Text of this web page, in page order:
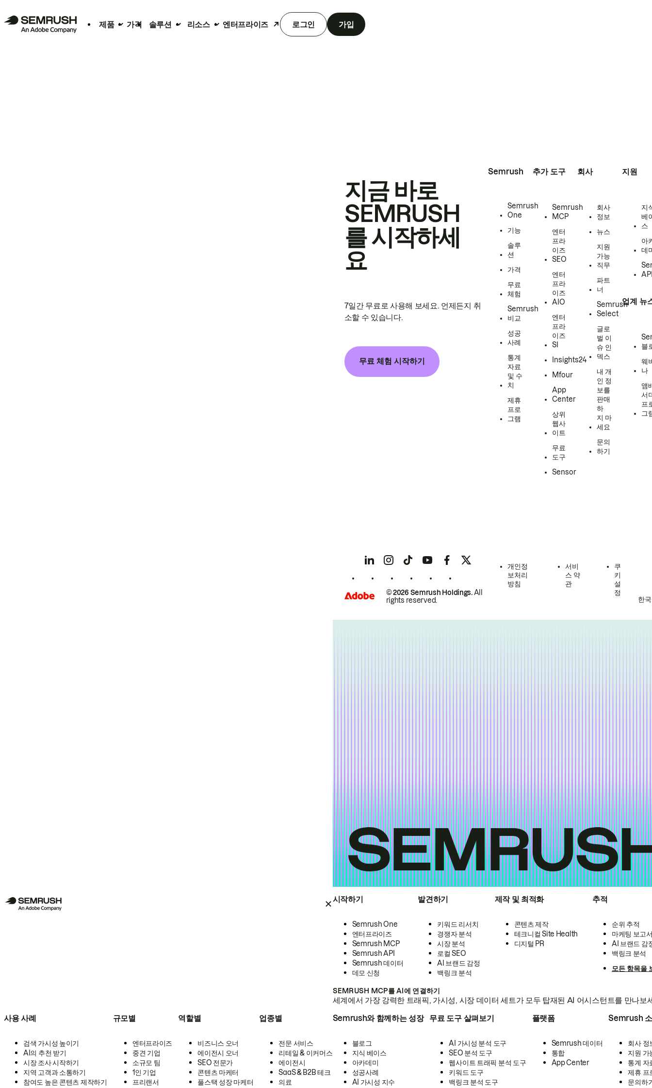
제품 가격 솔루션 리소스 엔터프라이즈 로그인 가입
시작하기
Semrush One
엔터프라이즈
Semrush MCP
Semrush API
Semrush 데이터
데모 신청
발견하기
키워드 리서치
경쟁자 분석
시장 분석
로컬 SEO
AI 브랜드 감정
백링크 분석
제작 및 최적화
콘텐츠 제작
테크니컬 Site Health
디지털 PR
추적
순위 추적
마케팅 보고
AI 브랜드 감
백링크 분석
모든 항목을
SEMRUSH MCP를 AI에 연결하기
세계에서 가장 강력한 트래픽, 가시성, 시장 데이터 세트가 모두 탑재된 AI 어시스턴트를 만나보
사용 사례
검색 가시성 높이기
AI의 추천 받기
시장 조사 시작하기
지역 고객과 소통하기
참여도 높은 콘텐츠 제작하기
규모별
엔터프라이즈
중견 기업
소규모 팀
1인 기업
프리랜서
역할별
비즈니스 오너
에이전시 오너
SEO 전문가
콘텐츠 마케터
풀스택 성장 마케터
업종별
전문 서비스
리테일 & 이커머스
에이전시
SaaS & B2B 테크
의료
Semrush와 함께하는 성장
블로그
지식 베이스
아카데미
성공사례
AI 가시성 지수
무료 도구 살펴보기
AI 가시성 분석 도구
SEO 분석 도구
웹사이트 트래픽 분석 도구
키워드 도구
백링크 분석 도구
플랫폼
Semrush 데이터
통합
App Center
Semrush
회사 정
지원 가
통계 자
제휴 프
문의하
지금 바로
SEMRUSH
를 시작하세
요
7일간 무료로 사용해 보세요. 언제든지 취
소할 수 있습니다.
무료 체험 시작하기
Semrush
Semrush
One
기능
솔루
션
가격
무료
체험
Semrush
비교
성공
사례
통계
자료
및 수
치
제휴
프로
그램
추가 도구
Semrush
MCP
엔터
프라
이즈
SEO
엔터
프라
이즈
AIO
엔터
프라
이즈
SI
Insights24
Mfour
App
Center
상위
웹사
이트
무료
도구
Sensor
회사
회사
정보
뉴스
지원
가능
직무
파트
너
Semrush
Select
글로
벌 이
슈 인
덱스
내 개
인 정
보를
판매
하
지 마
세요
문의
하기
지원
지
베
스
아
데
업계 뉴
블
웨
나
앰
서
프
그
© 2026 Semrush Holdings.All
rights reserved.
개인정
보처리
방침
서비
스 약
관
쿠
키
설
정
한